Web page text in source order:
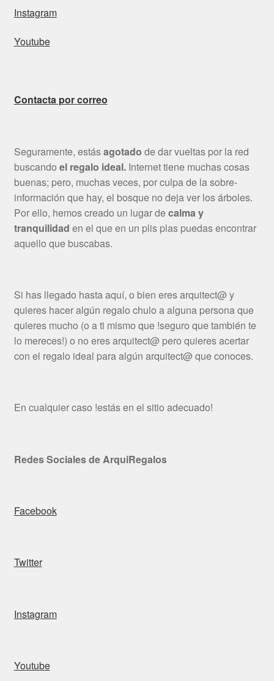
Instagram
Youtube
Contacta por correo
Seguramente, estásagotado de dar vueltas por la red
buscando el regalo ideal.Internet tiene muchas cosas
buenas; pero, muchas veces, por culpa de la sobre-
información que hay, el bosque no deja ver los árboles.
Por ello, hemos creado un lugar decalma y
tranquilidad en el que en un plis plas puedas encontrar
aquello que buscabas.
Si has llegado hasta aquí, o bien eres arquitect@ y
quieres hacer algún regalo chulo a alguna persona que
quieres mucho (o a ti mismo que !seguro que también te
lo mereces!) o no eres arquitect@ pero quieres acertar
con el regalo ideal para algún arquitect@ que conoces.
En cualquier caso !estás en el sitio adecuado!
Redes Sociales de ArquiRegalos
Facebook
Twitter
Instagram
Youtube